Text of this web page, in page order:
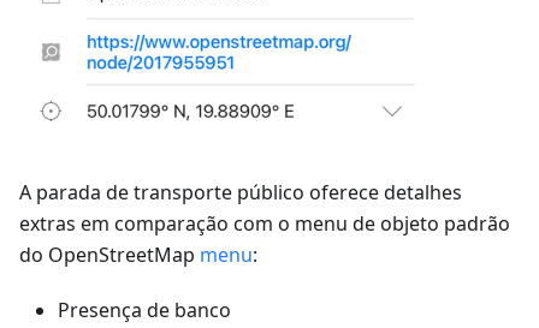
A parada de transporte público oferece detalhes
extras em comparação com o menu de objeto padrão
do OpenStreetMap menu:
Presença de banco